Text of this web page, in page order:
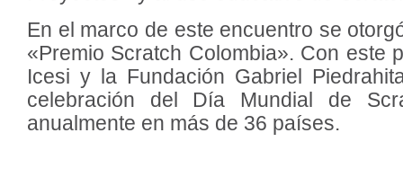
En el marco de este encuentro se
«Premio Scratch Colombia». Con este
Icesi y la Fundación Gabriel
celebración del Día Mundial de
anualmente en más de 36 países.